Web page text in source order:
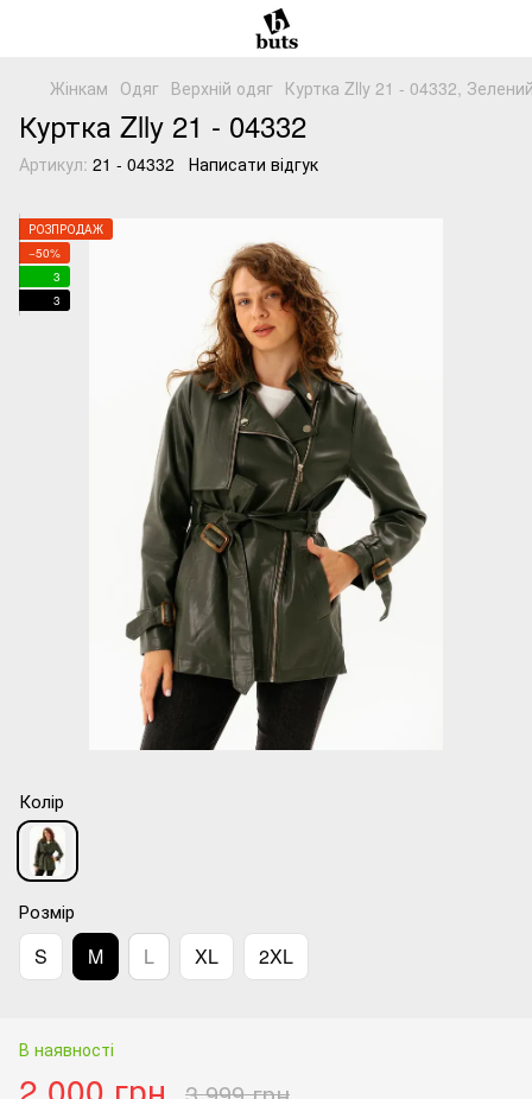
Жінкам Одяг Верхній одяг Куртка Zlly 21 - 04332,
Куртка Zlly 21 - 04332
Артикул: 21 - 04332 Написати відгук
РОЗПРОДАЖ
−50%
3
3
Колір
Розмір
S M L XL 2XL
В наявності
2 000 грн